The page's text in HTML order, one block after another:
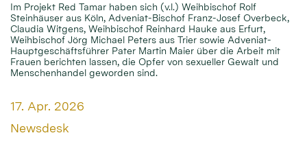
Im Projekt Red Tamar haben sich (v.l.) Weihbischof Rolf
Steinhäuser aus Köln, Adveniat-Bischof Franz-Josef Overbeck,
Claudia Witgens, Weihbischof Reinhard Hauke aus Erfurt,
Weihbischof Jörg Michael Peters aus Trier sowie Adveniat-
Hauptgeschäftsführer Pater Martin Maier über die Arbeit mit
Frauen berichten lassen, die Opfer von sexueller Gewalt und
Menschenhandel geworden sind.
Datum:
17. Apr. 2026
Von:
Newsdesk